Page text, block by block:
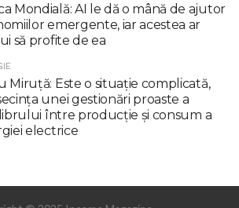
Mondială: AI le dă o mână de ajutor
emergente, iar acestea ar
să profite de ea
Miruţă: Este o situaţie complicată,
unei gestionări proaste a
între producţie şi consum a
electrice